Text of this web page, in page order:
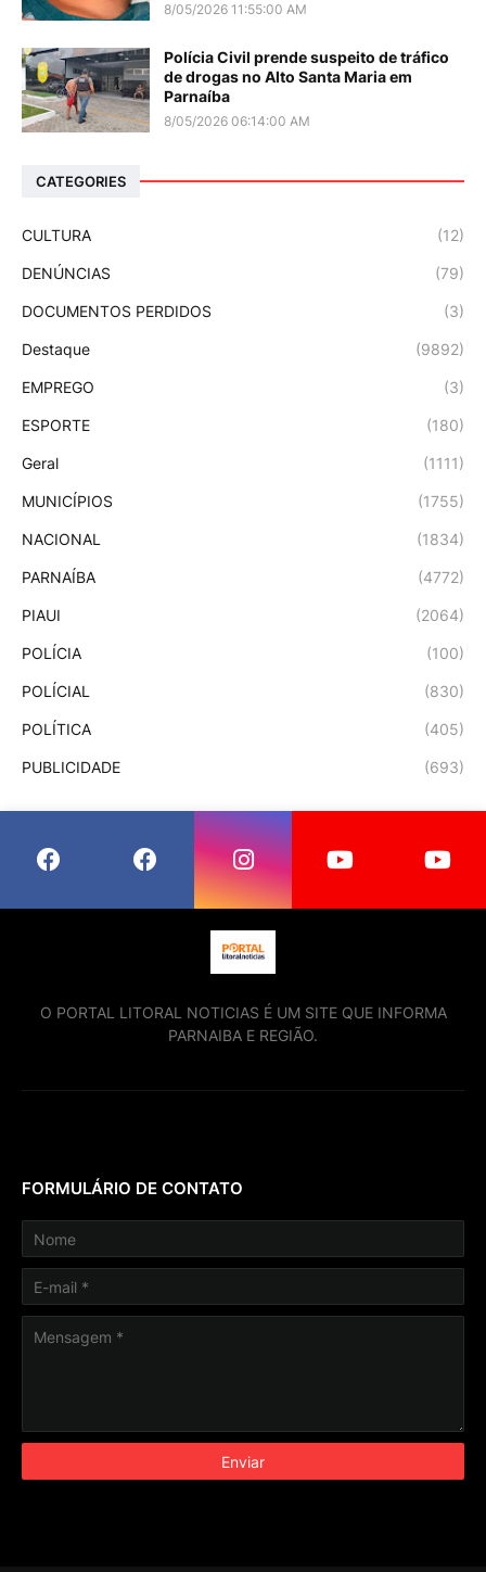
8/05/2026 11:55:00 AM
Polícia Civil prende suspeito de tráfico
de drogas no Alto Santa Maria em
Parnaíba
8/05/2026 06:14:00 AM
CATEGORIES
CULTURA (12)
DENÚNCIAS (79)
DOCUMENTOS PERDIDOS (3)
Destaque (9892)
EMPREGO (3)
ESPORTE (180)
Geral (1111)
MUNICÍPIOS (1755)
NACIONAL (1834)
PARNAÍBA (4772)
PIAUI (2064)
POLÍCIA (100)
POLÍCIAL (830)
POLÍTICA (405)
PUBLICIDADE (693)
O PORTAL LITORAL NOTICIAS É UM SITE QUE INFORMA
PARNAIBA E REGIÃO.
FORMULÁRIO DE CONTATO